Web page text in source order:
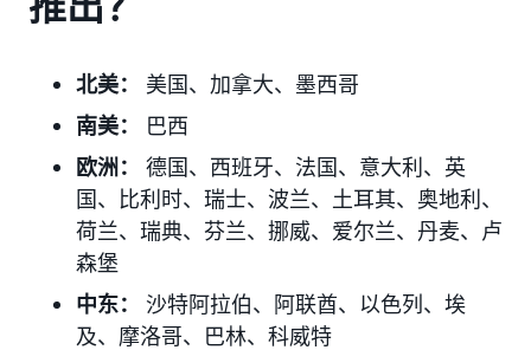
北美：
美国、加拿大、墨西哥
南美：
巴西
欧洲：
德国、西班牙、法国、意大利、英
国、比利时、瑞士、波兰、土耳其、奥地利、
荷兰、瑞典、芬兰、挪威、爱尔兰、丹麦、卢
森堡
中东：
沙特阿拉伯、阿联酋、以色列、埃
及、摩洛哥、巴林、科威特